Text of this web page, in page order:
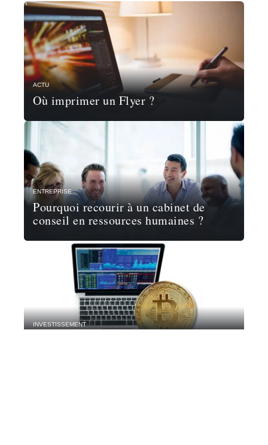
ACTU
Où imprimer un Flyer ?
ENTREPRISE
Pourquoi recourir à un cabinet de
conseil en ressources humaines ?
INVESTISSEMENT